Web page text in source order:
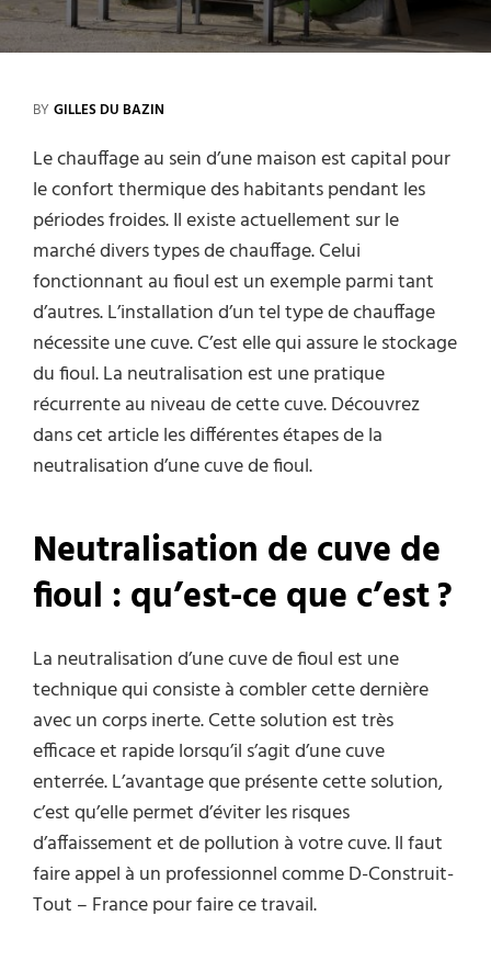
BY GILLES DU BAZIN
Le chauffage au sein d’une maison est capital pour
le confort thermique des habitants pendant les
périodes froides. Il existe actuellement sur le
marché divers types de chauffage. Celui
fonctionnant au fioul est un exemple parmi tant
d’autres. L’installation d’un tel type de chauffage
nécessite une cuve. C’est elle qui assure le stockage
du fioul. La neutralisation est une pratique
récurrente au niveau de cette cuve. Découvrez
dans cet article les différentes étapes de la
neutralisation d’une cuve de fioul.
Neutralisation de cuve de
fioul : qu’est-ce que c’est ?
La neutralisation d’une cuve de fioul est une
technique qui consiste à combler cette dernière
avec un corps inerte. Cette solution est très
efficace et rapide lorsqu’il s’agit d’une cuve
enterrée. L’avantage que présente cette solution,
c’est qu’elle permet d’éviter les risques
d’affaissement et de pollution à votre cuve. Il faut
faire appel à un professionnel comme D-Construit-
Tout – France pour faire ce travail.